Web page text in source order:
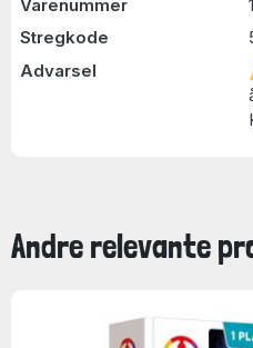
Varenummer
Stregkode
Advarsel
Andre relevante